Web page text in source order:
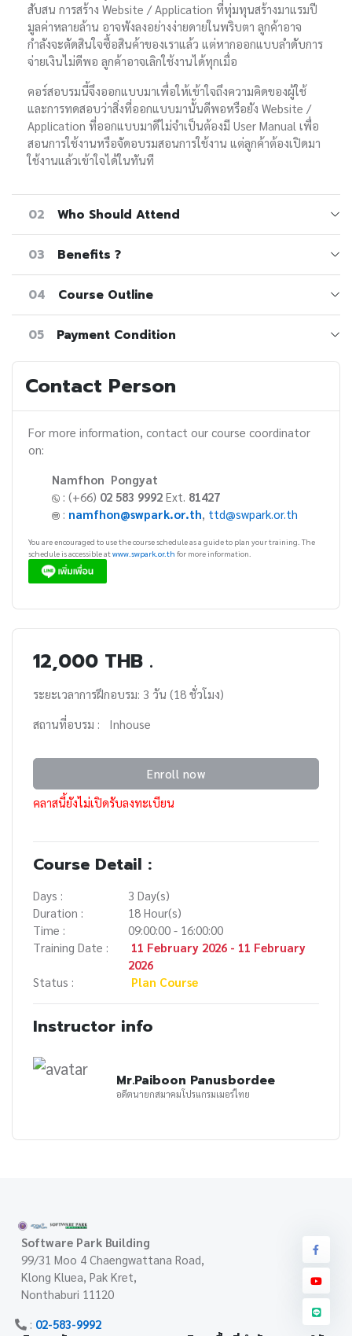
สับสน การสร้าง Website / Application ที่ทุ่มทุนสร้างมาแรมปี
มูลค่าหลายล้าน อาจพังลงอย่างง่ายดายในพริบตา ลูกค้าอาจ
กำลังจะตัดสินใจซื้อสินค้าของเราแล้ว แต่หากออกแบบลำดับการ
จ่ายเงินไม่ดีพอ ลูกค้าอาจเลิกใช้งานได้ทุกเมื่อ
คอร์สอบรมนี้จึงออกแบบมาเพื่อให้เข้าใจถึงความคิดของผู้ใช้
และการทดสอบว่าสิ่งที่ออกแบบมานั้นดีพอหรือยัง Website /
Application ที่ออกแบบมาดีไม่จำเป็นต้องมี User Manual เพื่อ
สอนการใช้งานหรือจัดอบรมสอนการใช้งาน แต่ลูกค้าต้องเปิดมา
ใช้งานแล้วเข้าใจได้ในทันที
02 Who Should Attend
03 Benefits ?
04 Course Outline
05 Payment Condition
Contact Person
For more information, contact our course coordinator
on:
Namfhon Pongyat
: (+66) 02 583 9992 Ext. 81427
: namfhon@swpark.or.th, ttd@swpark.or.th
You are encouraged to use the course schedule as a guide to plan your training. The
schedule is accessible atwww.swpark.or.th for more information.
12,000 THB .
ระยะเวลาการฝึกอบรม: 3 วัน (18 ชั่วโมง)
สถานที่อบรม : Inhouse
Enroll now
คลาสนี้ยังไม่เปิดรับลงทะเบียน
Course Detail :
Days :
3 Day(s)
Duration :
18 Hour(s)
Time :
09:00:00 - 16:00:00
Training Date :
11 February 2026 - 11 February
2026
Status :
Plan Course
Instructor info
Mr.Paiboon Panusbordee
อดีตนายกสมาคมโปรแกรมเมอร์ไทย
Software Park Building
99/31 Moo 4 Chaengwattana Road,
Klong Kluea, Pak Kret,
Nonthaburi 11120
: 02-583-9992